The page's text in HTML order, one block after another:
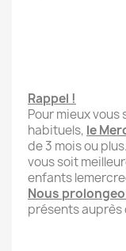
Rappel !
Pour mieux
habituels, le
de 3 mois ou
vous soit
enfants le
Nous
présents auprès